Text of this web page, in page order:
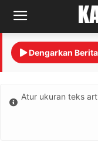
Dengarkan Berita
Atur ukuran teks